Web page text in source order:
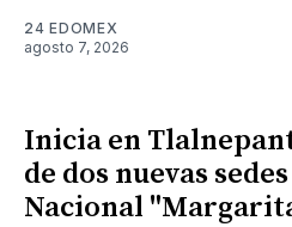
24 EDOMEX
agosto 7, 2026
Inicia en
de dos nuevas
Nacional